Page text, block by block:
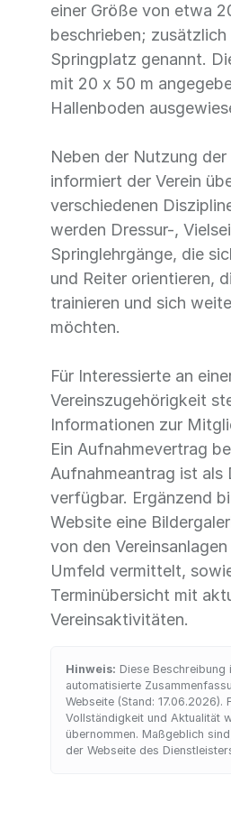
einer Größe von etwa
beschrieben;
Springplatz genannt.
mit 20 x 50 m
Hallenboden
Neben der Nutzung der
informiert der Verein
verschiedenen
werden Dressur-,
Springlehrgänge, die
und Reiter orientieren,
trainieren und sich
möchten.
Für Interessierte an
Vereinszugehörigkeit
Informationen zur
Ein Aufnahmevertrag
Aufnahmeantrag ist als
verfügbar. Ergänzend
Website eine
von den
Umfeld vermittelt,
Terminübersicht mit
Vereinsaktivitäten.
Hinweis: Diese Beschreibung
automatisierte
Webseite (Stand: 17.06.2026).
Vollständigkeit und Aktualität
übernommen. Maßgeblich
der Webseite des